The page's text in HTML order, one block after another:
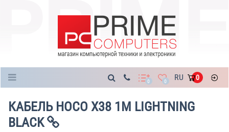
0 0 RU 0
КАБЕЛЬ HOCO X38 1M LIGHTNING
BLACK